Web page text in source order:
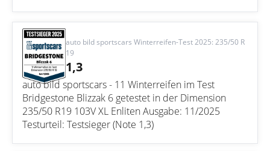
auto bild sportscars Winterreifen-Test 2025: 235/50 R
19
1,3
auto bild sportscars - 11 Winterreifen im Test
Bridgestone Blizzak 6 getestet in der Dimension
235/50 R19 103V XL Enliten Ausgabe: 11/2025
Testurteil: Testsieger (Note 1,3)